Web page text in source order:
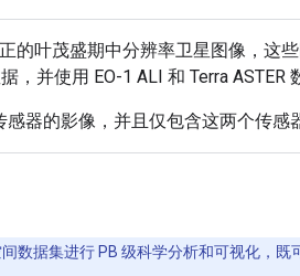
的叶茂盛期中分辨率卫星图像，这
并使用 EO-1 ALI 和 Terra ASTER
器的影像，并且仅包含这两个传感
数据集进行 PB 级科学分析和可视化，